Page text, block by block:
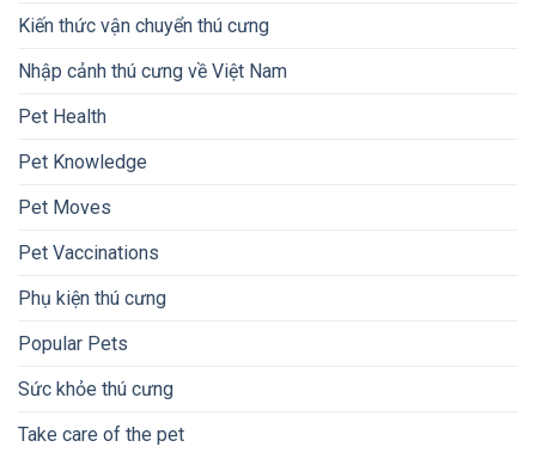
Kiến thức vận chuyển thú cưng
Nhập cảnh thú cưng về Việt Nam
Pet Health
Pet Knowledge
Pet Moves
Pet Vaccinations
Phụ kiện thú cưng
Popular Pets
Sức khỏe thú cưng
Take care of the pet